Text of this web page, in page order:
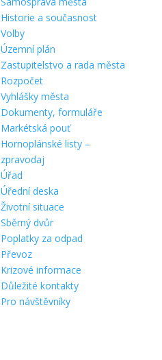
Historie a současnost
Volby
Územní plán
Zastupitelstvo a rada města
Rozpočet
Vyhlášky města
Dokumenty, formuláře
Markétská pouť
Hornoplánské listy –
zpravodaj
Úřad
Úřední deska
Životní situace
Sběrný dvůr
Poplatky za odpad
Převoz
Krizové informace
Důležité kontakty
Pro návštěvníky